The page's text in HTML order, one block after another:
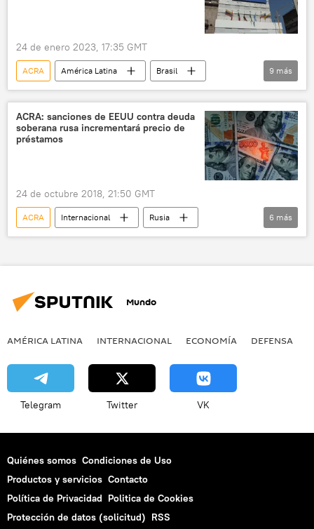
📰 Operación rusa de desmilitarización y desnazificación de Ucrania
Vladímir Putin
Joe Biden
💶 Divisas
SWIFT
24 de enero 2023, 17:35 GMT
ACRA América Latina
Brasil
Argentina
Venezuela
Mercosur
Alberto Fernández
💶 Divisas
América del Sur
Uruguay
Paraguay
9 más
ACRA: sanciones de EEUU contra deuda
soberana rusa incrementará precio de
préstamos
24 de octubre 2018, 21:50 GMT
ACRA Internacional
Rusia
América del Norte
Economía
EEUU
6 más
Mundo
AMÉRICA LATINA INTERNACIONAL ECONOMÍA DEFENSA
Telegram Twitter VK
Quiénes somos Condiciones de Uso
Productos y servicios Contacto
Política de Privacidad Politica de Cookies
Protección de datos (solicitud) RSS